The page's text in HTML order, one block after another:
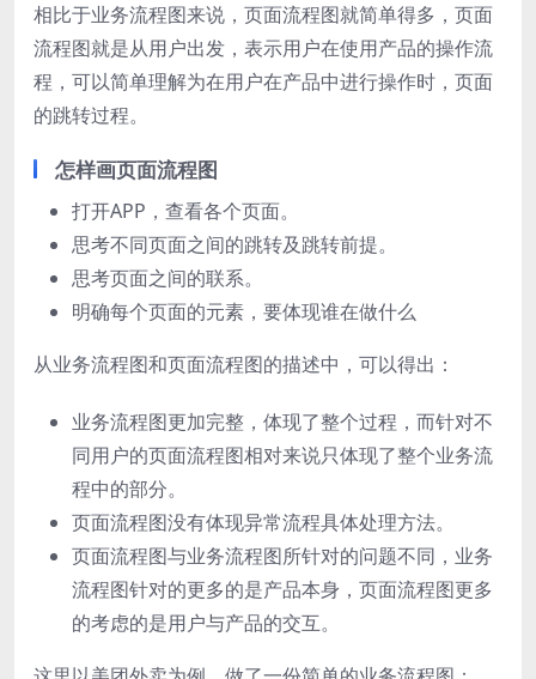
相比于业务流程图来说，页面流程图就简单得多，页面
流程图就是从用户出发，表示用户在使用产品的操作流
程，可以简单理解为在用户在产品中进行操作时，页面
的跳转过程。
怎样画页面流程图
打开APP，查看各个页面。
思考不同页面之间的跳转及跳转前提。
思考页面之间的联系。
明确每个页面的元素，要体现谁在做什么
从业务流程图和页面流程图的描述中，可以得出：
业务流程图更加完整，体现了整个过程，而针对不
同用户的页面流程图相对来说只体现了整个业务流
程中的部分。
页面流程图没有体现异常流程具体处理方法。
页面流程图与业务流程图所针对的问题不同，业务
流程图针对的更多的是产品本身，页面流程图更多
的考虑的是用户与产品的交互。